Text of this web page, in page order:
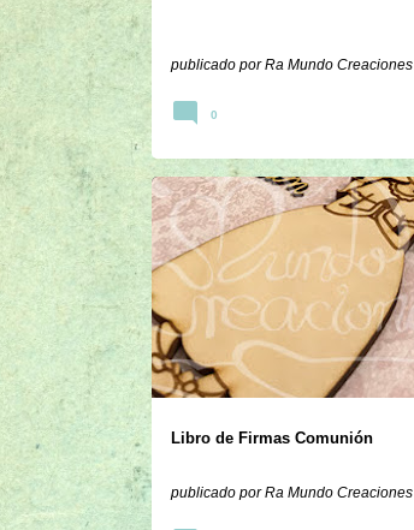
publicado porRa Mundo Creaciones
0
Libro de Firmas Comunión
publicado porRa Mundo Creaciones
COMUNIÓN LIBRO DE FIRMAS
SCRAP